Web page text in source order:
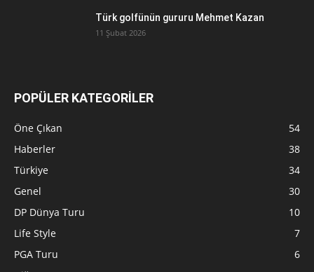
Türk golfünün gururu Mehmet Kazan
11 Şubat 2026
POPÜLER KATEGORİLER
Öne Çıkan
54
Haberler
38
Türkiye
34
Genel
30
DP Dünya Turu
10
Life Style
7
PGA Turu
6